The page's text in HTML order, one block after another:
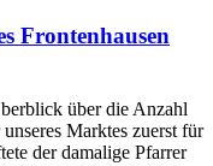
Frontenhausen
über die Anzahl
Marktes zuerst für
der damalige Pfarrer